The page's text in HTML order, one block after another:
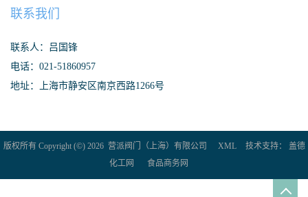
联系我们
联系人：吕国锋
电话：021-51860957
地址：上海市静安区南京西路1266号
版权所有 Copyright (©) 2026 营派阀门（上海）有限公司 XML 技术支持：
盖德
化工网
食品商务网